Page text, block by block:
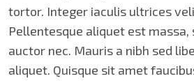
tortor. Integer iaculis ultrices
Pellentesque aliquet est
auctor nec. Mauris a nibh sed
aliquet. Quisque sit amet